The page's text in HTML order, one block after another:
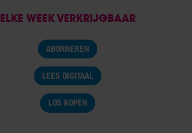
ELKE WEEK VERKRIJGBAAR
ABONNEREN
LEES DIGITAAL
LOS KOPEN